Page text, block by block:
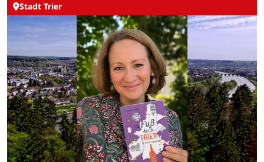
Stadt Trier